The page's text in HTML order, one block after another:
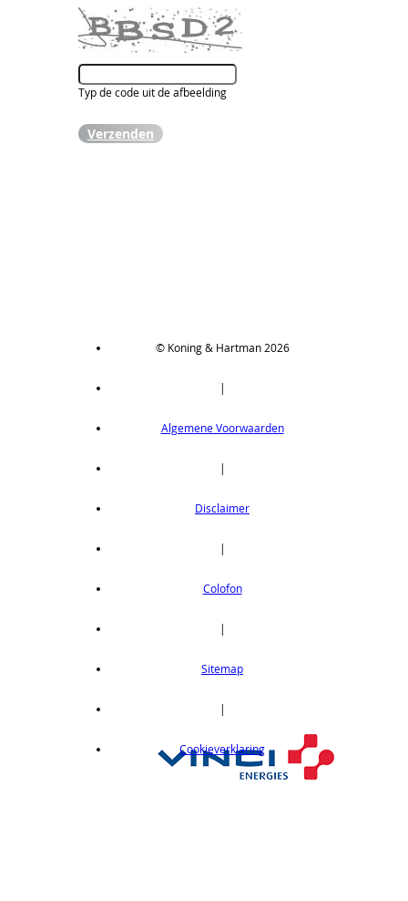
Typ de code uit de afbeelding
Verzenden
© Koning & Hartman 2026
|
Algemene Voorwaarden
|
Disclaimer
|
Colofon
|
Sitemap
|
Cookieverklaring